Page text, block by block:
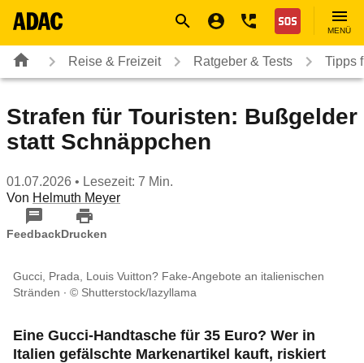
Nothilfe
MENÜ
Reise & Freizeit Ratgeber & Tests Tipps
Strafen für Touristen: Bußgelder
statt Schnäppchen
01.07.2026 • Lesezeit: 7 Min.
Von Helmuth Meyer
FeedbackDrucken
Gucci, Prada, Louis Vuitton? Fake-Angebote an italienischen
Stränden
© Shutterstock/lazyllama
Eine Gucci-Handtasche für 35 Euro? Wer in
Italien gefälschte Markenartikel kauft, riskiert